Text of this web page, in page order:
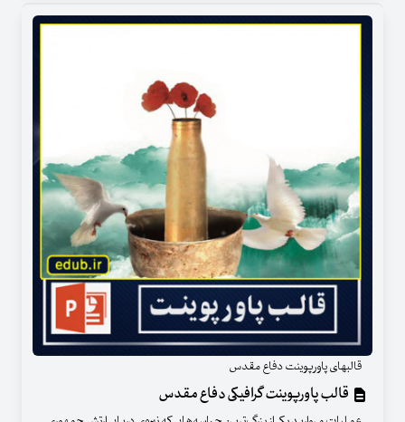
قالبهای پاورپوینت دفاع مقدس
قالب پاورپوینت گرافیکی دفاع مقدس